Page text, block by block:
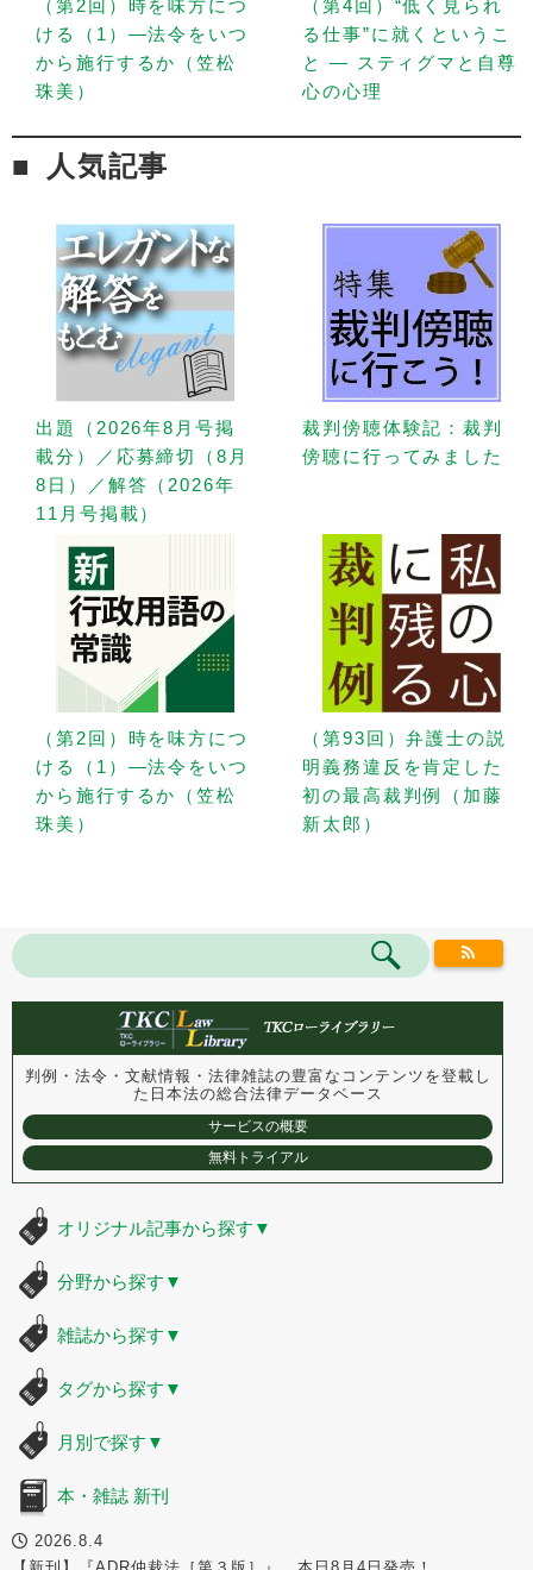
（第2回）時を味方につ
ける（1）—法令をいつ
から施行するか（笠松
珠美）
（第4回）“低く見られ
る仕事”に就くというこ
と — スティグマと自尊
心の心理
人気記事
出題（2026年8月号掲
載分）／応募締切（8月
8日）／解答（2026年
11月号掲載）
裁判傍聴体験記：裁判
傍聴に行ってみました
（第2回）時を味方につ
ける（1）—法令をいつ
から施行するか（笠松
珠美）
（第93回）弁護士の説
明義務違反を肯定した
初の最高裁判例（加藤
新太郎）
判例・法令・文献情報・法律雑誌の豊富なコンテンツを登載し
た 日本法の総合法律データベース
サービスの概要
無料トライアル
オリジナル記事から探す ▼
分野から探す ▼
雑誌から探す ▼
タグから探す ▼
月別で探す ▼
本・雑誌 新刊
2026.8.4